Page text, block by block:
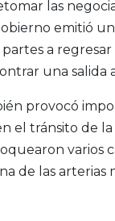
las
emitió
a regresar
una salida
provocó
el tránsito de
varios
de las arterias